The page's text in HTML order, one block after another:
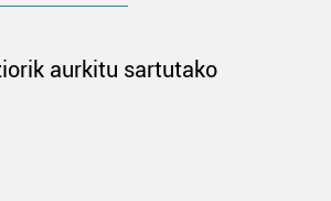
aurkitu sartutako